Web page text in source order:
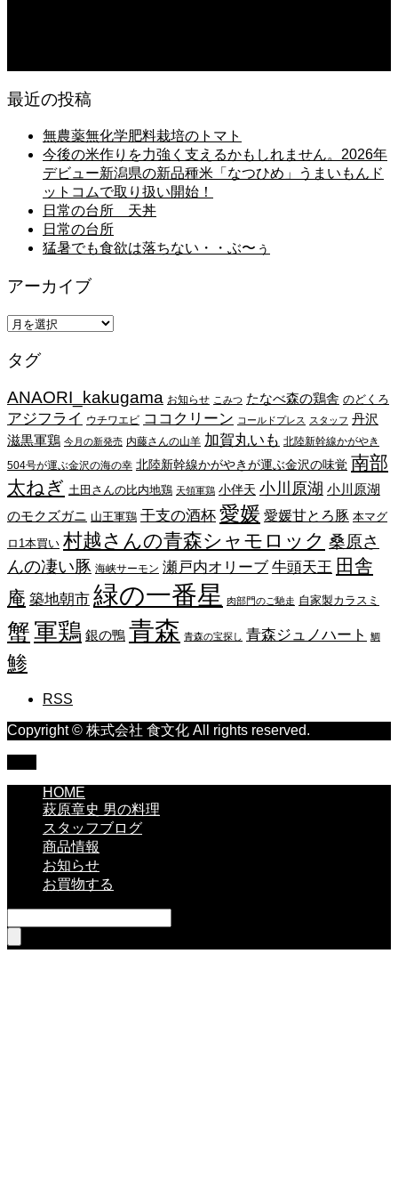
最近の投稿
無農薬無化学肥料栽培のトマト
今後の米作りを力強く支えるかもしれません。2026年
デビュー新潟県の新品種米「なつひめ」うまいもんド
ットコムで取り扱い開始！
日常の台所 天丼
日常の台所
猛暑でも食欲は落ちない・・ぶ〜ぅ
アーカイブ
ア
カ
ブ
タグ
ANAORI_kakugama お知らせ こみつ たなべ森の鶏舎 のどくろ
アジフライ ウチワエビ ココクリーン コールドプレス スタッフ 丹沢
滋黒軍鶏 今月の新発売 内藤さんの山羊 加賀丸いも 北陸新幹線かがやき
504号が運ぶ金沢の海の幸 北陸新幹線かがやきが運ぶ金沢の味覚 南部
太ねぎ 土田さんの比内地鶏 天領軍鶏 小伴天 小川原湖 小川原湖
のモクズガニ 山王軍鶏 干支の酒杯 愛媛 愛媛甘とろ豚 本マグ
ロ1本買い 村越さんの青森シャモロック 桑原さ
んの凄い豚 海峡サーモン 瀬戸内オリーブ 牛頭天王 田舎
庵 築地朝市 緑の一番星 肉部門のご馳走 自家製カラスミ
蟹軍鶏 銀の鴨 青森 青森の宝探し 青森ジュノハート 鯛
鯵
RSS
Copyright © 株式会社 食文化 All rights reserved.
HOME
萩原章史 男の料理
スタッフブログ
商品情報
お知らせ
お買物する